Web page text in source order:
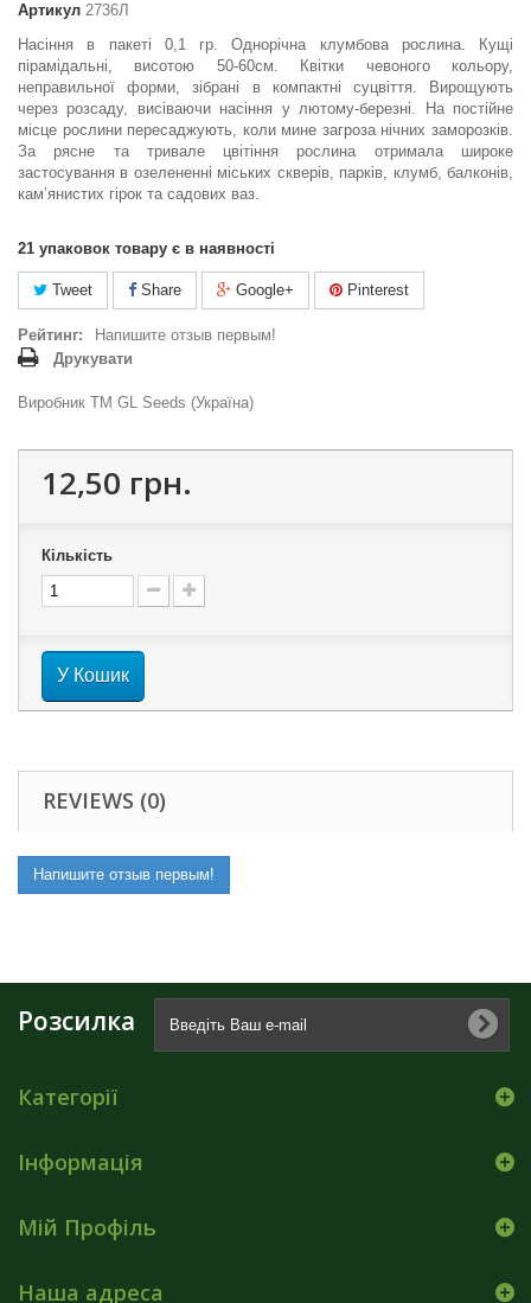
Артикул 2736Л
Насіння в пакеті 0,1 гр. Однорічна клумбова рослина. Кущі
пірамідальні, висотою 50-60см. Квітки чевоного кольору,
неправильної форми, зібрані в компактні суцвіття. Вирощують
через розсаду, висіваючи насіння у лютому-березні. На постійне
місце рослини пересаджують, коли мине загроза нічних заморозків.
За рясне та тривале цвітіння рослина отримала широке
застосування в озелененні міських скверів, парків, клумб, балконів,
кам’янистих гірок та садових ваз.
21 упаковок товару є в наявності
Tweet Share Google+ Pinterest
Рейтинг:
Напишите отзыв первым!
Друкувати
Виробник ТМ GL Seeds (Україна)
12,50 грн.
Кількість
У Кошик
REVIEWS (0)
Напишите отзыв первым!
Розсилка
Категорії
Інформація
Мій Профіль
Наша адреса